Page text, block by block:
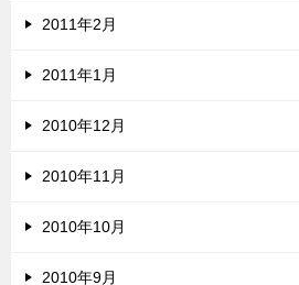
2011年2月
2011年1月
2010年12月
2010年11月
2010年10月
2010年9月